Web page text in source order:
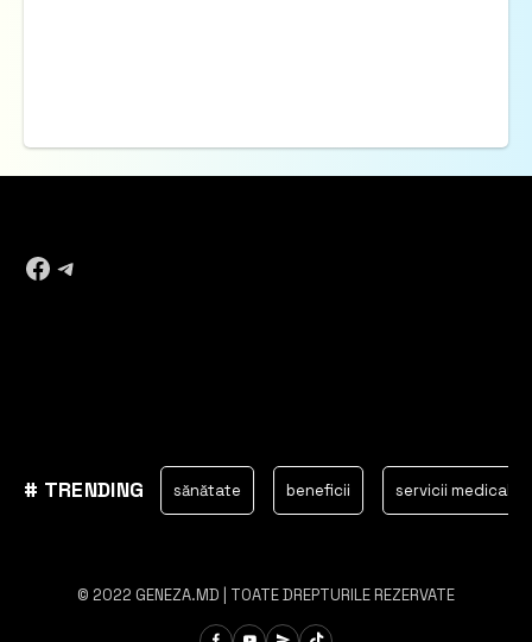
Facebook
Telegram
# TRENDING
Chișinău sănătate beneficii servicii medicale
© 2022 GENEZA.MD | TOATE DREPTURILE REZERVATE